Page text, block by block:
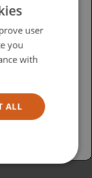
user
you
with
ALL